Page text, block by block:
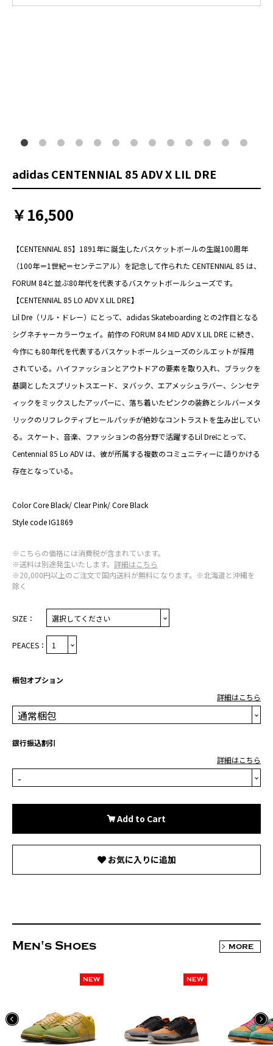
adidas CENTENNIAL 85 ADV X LIL DRE
￥16,500
【CENTENNIAL 85】1891年に誕生したバスケットボールの生誕100周年
（100年＝1世紀＝センテニアル）を記念して作られた CENTENNIAL 85 は、
FORUM 84と並ぶ80年代を代表するバスケットボールシューズです。
【CENTENNIAL 85 LO ADV X LIL DRE】
Lil Dre（リル・ドレー）にとって、adidas Skateboarding との2作目となる
シグネチャーカラーウェイ。前作の FORUM 84 MID ADV X LIL DRE に続き、
今作にも80年代を代表するバスケットボールシューズのシルエットが採用
されている。ハイファッションとアウトドアの要素を取り入れ、ブラックを
基調としたスプリットスエード、ヌバック、エアメッシュラバー、シンセテ
ィックをミックスしたアッパーに、落ち着いたピンクの装飾とシルバーメタ
リックのリフレクティブヒールパッチが絶妙なコントラストを生み出してい
る。スケート、音楽、ファッションの各分野で活躍するLil Dreにとって、
Centennial 85 Lo ADV は、彼が所属する複数のコミュニティーに語りかける
存在となっている。
Color Core Black/ Clear Pink/ Core Black
Style code IG1869
※こちらの価格には消費税が含まれています。
※送料は別途発生いたします。 詳細はこちら
※20,000円以上のご注文で国内送料が無料になります。※北海道と沖縄を
除く
SIZE：
PEACES：
梱包オプション
詳細はこちら
銀行振込割引
詳細はこちら
Add to Cart
お気に入りに追加
Men's Shoes MORE
NEW NEW